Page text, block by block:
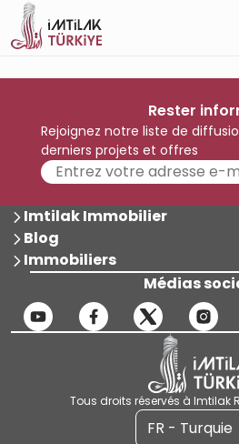
Rester
Rejoignez notre liste de
derniers projets et offres
Imtilak Immobilier
Blog
Immobiliers
Médias
Tous droits réservés à Imtilak
FR - Turquie